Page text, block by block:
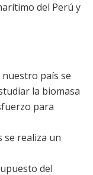
del Perú y
país se
la biomasa
para
se realiza un
del